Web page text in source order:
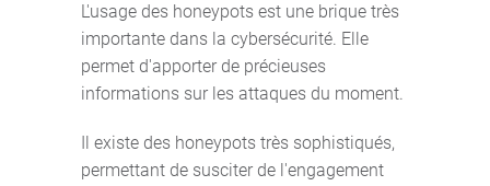
L'usage des honeypots est une brique très
importante dans la cybersécurité. Elle
permet d'apporter de précieuses
informations sur les attaques du moment.
Il existe des honeypots très sophistiqués,
permettant de susciter de l'engagement